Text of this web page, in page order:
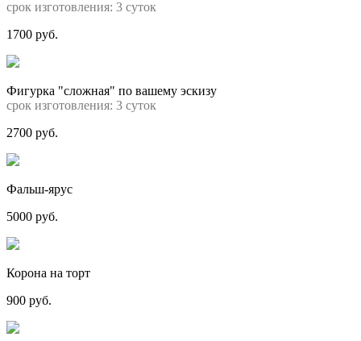
срок изготовления: 3 суток
1700 руб.
Фигурка "сложная" по вашему эскизу
срок изготовления: 3 суток
2700 руб.
Фальш-ярус
5000 руб.
Корона на торт
900 руб.